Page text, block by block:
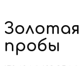
пробы